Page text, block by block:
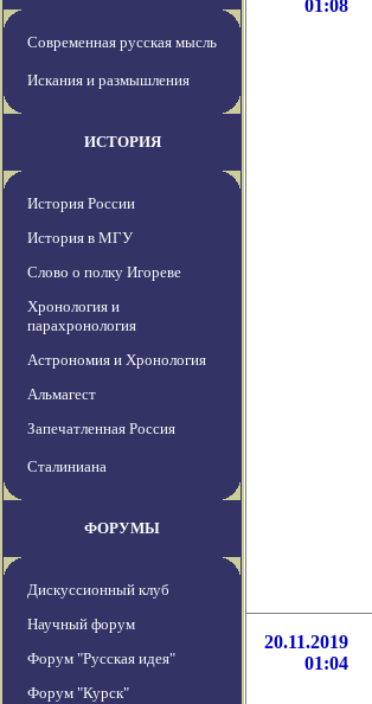
Современная русская мысль
Искания и размышления
ИСТОРИЯ
История России
История в МГУ
Слово о полку Игореве
Хронология и
парахронология
Астрономия и Хронология
Альмагест
Запечатленная Россия
Сталиниана
ФОРУМЫ
Дискуссионный клуб
Научный форум
Форум "Русская идея"
Форум "Курск"
01:08
20.11.2019
01:04